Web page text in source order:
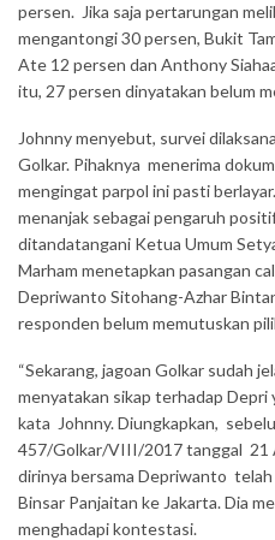
persen. Jika saja pertarungan
mengantongi 30 persen, Bukit
Ate 12 persen dan Anthony
itu, 27 persen dinyatakan belum
Johnny menyebut, survei
Golkar. Pihaknya menerima
mengingat parpol ini pasti
menanjak sebagai pengaruh
ditandatangani Ketua Umum
Marham menetapkan pasangan
Depriwanto Sitohang-Azhar
responden belum memutuskan
“Sekarang, jagoan Golkar sudah
menyatakan sikap terhadap Depri
kata Johnny. Diungkapkan,
457/Golkar/VIII/2017 tanggal 21
dirinya bersama Depriwanto
Binsar Panjaitan ke Jakarta. Dia
menghadapi kontestasi.